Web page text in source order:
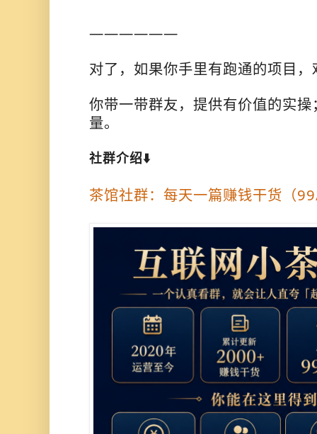
——————
对了，如果你手里有跑通的项目，
你带一带群友，提供有价值的实
量。
社群介绍⬇️
茶馆社群：每天一篇赚钱干货（